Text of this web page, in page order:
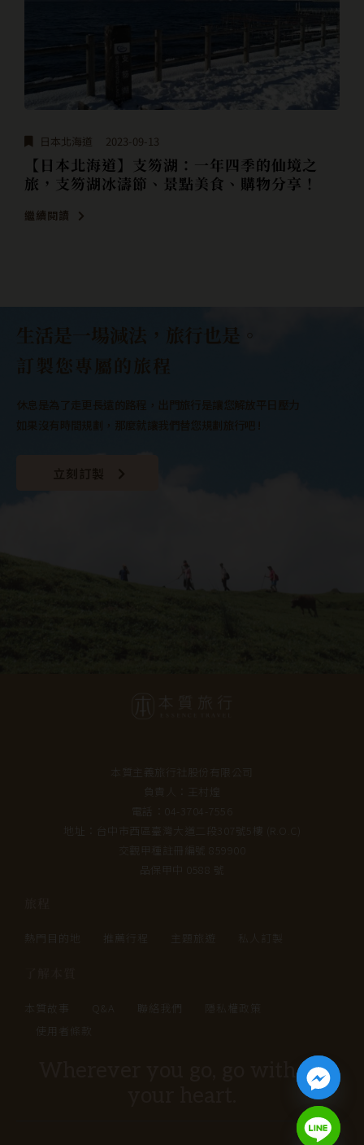
日本北海道 2023-09-13
【日本北海道】支笏湖：一年四季的仙境之
旅，支笏湖冰濤節、景點美食、購物分享！
繼續閱讀
生活是一場減法，旅行也是。
訂製您專屬的旅程
休息是為了走更長遠的路程，出門旅行是讓您解放平日壓力
如果沒有時間規劃，那麼就讓我們替您規劃旅行吧 !
本質主義旅行社股份有限公司
負責人：王村煌
電話：04-3704-7556
地址：台中市西區臺灣大道二段307號5樓 (R.O.C)
交觀甲種註冊編號 859900
品保甲中 0588 號
熱門目的地 推薦行程 主題旅遊 私人訂製
本質故事 Q&A 聯絡我們
隱私權政策
使用者條款
Wherever you go, go with all
chaty